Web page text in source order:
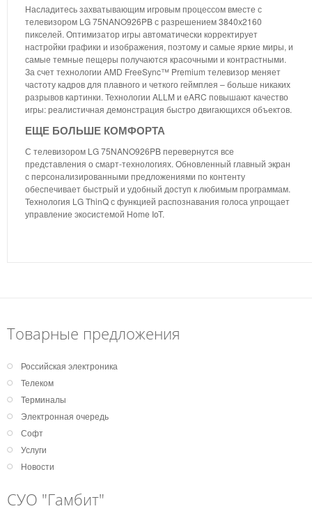
Насладитесь захватывающим игровым процессом вместе с
телевизором LG 75NANO926PB с разрешением 3840х2160
пикселей. Оптимизатор игры автоматически корректирует
настройки графики и изображения, поэтому и самые яркие миры, и
самые темные пещеры получаются красочными и контрастными.
За счет технологии AMD FreeSync™ Premium телевизор меняет
частоту кадров для плавного и четкого геймплея – больше никаких
разрывов картинки. Технологии ALLM и eARC повышают качество
игры: реалистичная демонстрация быстро двигающихся объектов.
ЕЩЕ БОЛЬШЕ КОМФОРТА
С телевизором LG 75NANO926PB перевернутся все
представления о смарт-технологиях. Обновленный главный экран
с персонализированными предложениями по контенту
обеспечивает быстрый и удобный доступ к любимым программам.
Технология LG ThinQ с функцией распознавания голоса упрощает
управление экосистемой Home IoT.
Товарные предложения
Российская электроника
Телеком
Терминалы
Электронная очередь
Софт
Услуги
Новости
СУО "Гамбит"